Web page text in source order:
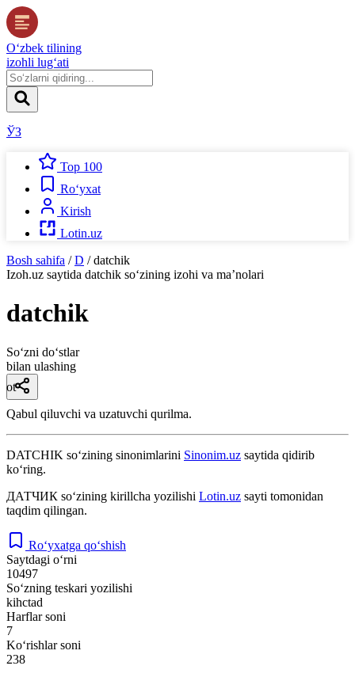
O‘zbek tilining
izohli lug‘ati
ЎЗ
Top 100
Ro‘yxat
Kirish
Lotin.uz
Bosh sahifa / D / datchik
Izoh.uz saytida datchik so‘zining izohi va ma’nolari
datchik
So‘zni do‘stlar
bilan ulashing
ot
Qabul qiluvchi va uzatuvchi qurilma.
DATCHIK so‘zining sinonimlarini Sinonim.uz saytida qidirib
ko‘ring.
ДАТЧИК so‘zining kirillcha yozilishi Lotin.uz sayti tomonidan
taqdim qilingan.
Ro‘yxatga qo‘shish
Saytdagi o‘rni
10497
So‘zning teskari yozilishi
kihctad
Harflar soni
7
Ko‘rishlar soni
238